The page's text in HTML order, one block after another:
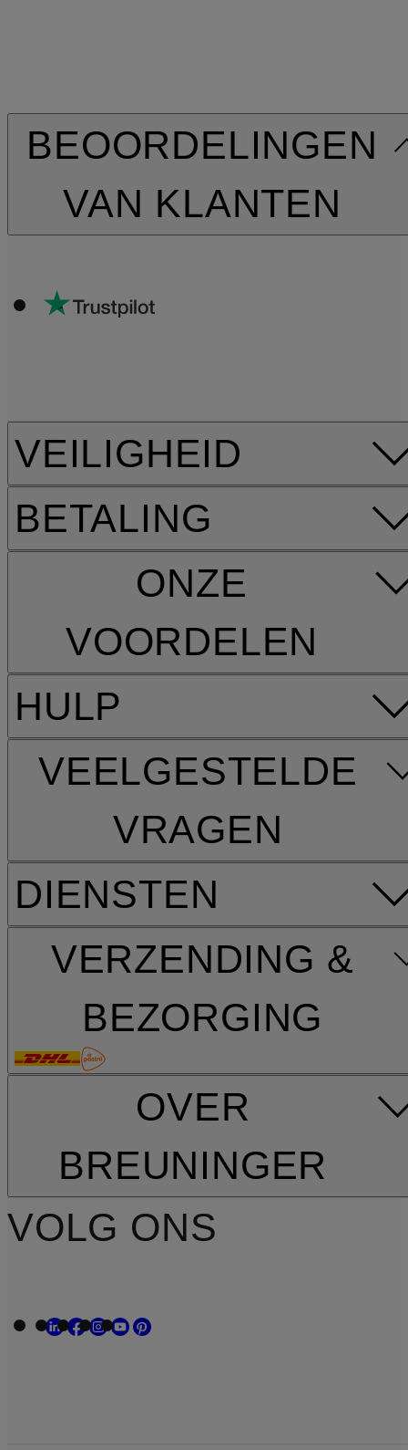
HULP
VEELGESTELDE
VRAGEN
DIENSTEN
VERZENDING &
BEZORGING
BEOORDELINGEN
VAN KLANTEN
VEILIGHEID
BETALING
ONZE
VOORDELEN
OVER
BREUNINGER
VOLG ONS